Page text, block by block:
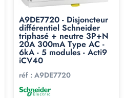
A9DE7720 - Disjoncteur
différentiel Schneider
triphasé + neutre 3P+N
20A 300mA Type AC -
6kA - 5 modules - Acti9
iCV40
réf : A9DE7720